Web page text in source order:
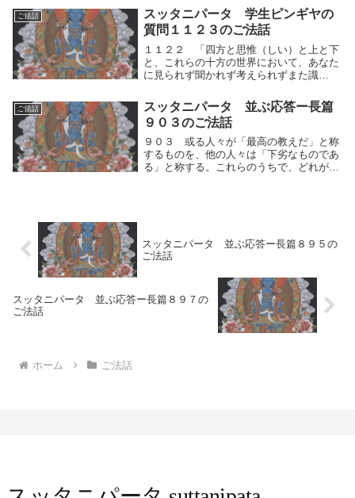
を止めることで動揺せず、何ものにも汚さ
れない安穏に至る修行の真理の道を説く。
ご法話
スッタニパータ 学生ピンギヤの
質問１１２３のご法話
１１２２ 「四方と思惟（しい）と上と下
と、これらの十方の世界において、あなた
に見られず聞かれず考えられずまた識
うか理法を説いてください。それをわたく
しは知りたいのです、ーこの世において生
と老衰とを捨て去...
ご法話
スッタニパータ 並ぶ応答ー長篇
９０３のご法話
９０３ 或る人々が「最高の教えだ」と称
するものを、他の人々は「下劣なものであ
る」と称する。これらのうちで、どれが真
スッタニパータ 並ぶ応答ー長篇８９５の
ご法話
スッタニパータ 並ぶ応答ー長篇８９７の
ご法話
ホーム ご法話